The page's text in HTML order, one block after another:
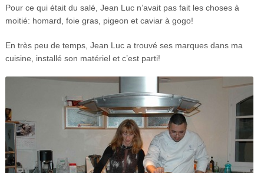
Pour ce qui était du salé, Jean Luc n’avait pas fait les choses à
moitié: homard, foie gras, pigeon et caviar à gogo!
En très peu de temps, Jean Luc a trouvé ses marques dans ma
cuisine, installé son matériel et c’est parti!